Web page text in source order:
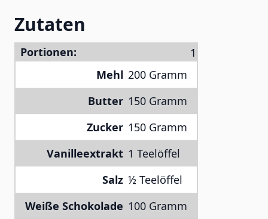
Zutaten
Portionen:
Mehl 200 Gramm
Butter 150 Gramm
Zucker 150 Gramm
Vanilleextrakt 1 Teelöffel
Salz ½ Teelöffel
Weiße Schokolade 100 Gramm